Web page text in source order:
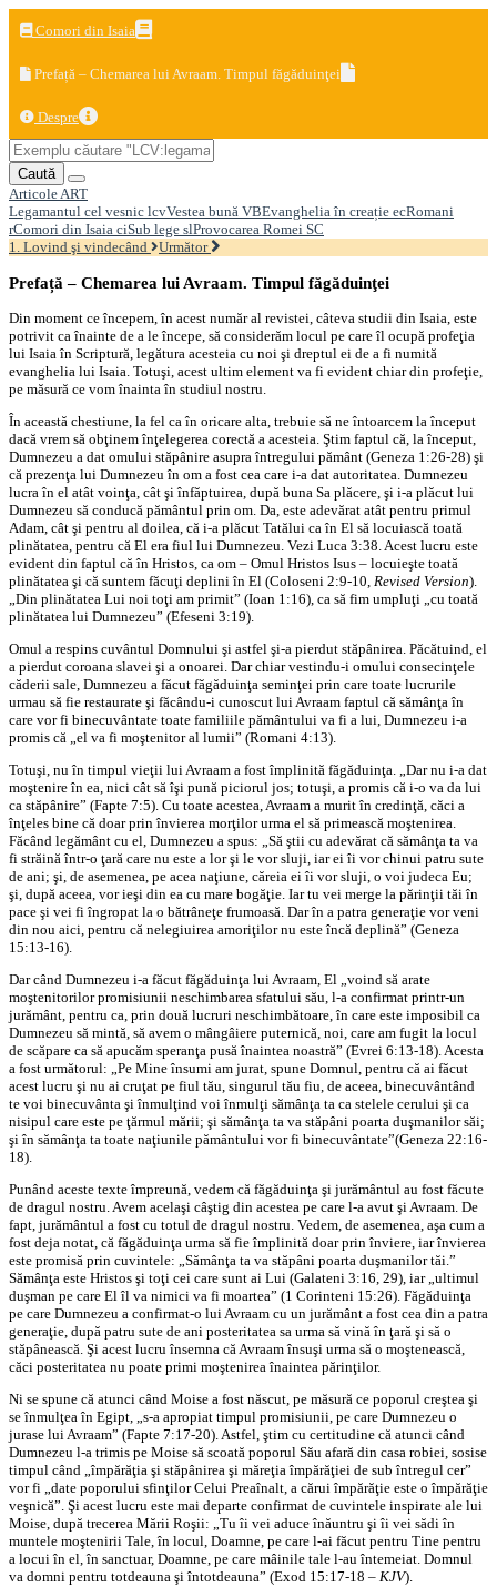
Comori din Isaia
Prefață – Chemarea lui Avraam. Timpul făgăduinţei
Despre
Caută
ArticoleART
Legamantul cel vesnic lcvVestea bună VBEvanghelia în creație ecRomani
rComori din Isaia ciSub lege slProvocarea Romei SC
1. Lovind şi vindecând
Următor
Prefață – Chemarea lui Avraam. Timpul făgăduinţei
Din moment ce începem, în acest număr al revistei, câteva studii din Isaia, este
potrivit ca înainte de a le începe, să considerăm locul pe care îl ocupă profeţia
lui Isaia în Scriptură, legătura acesteia cu noi şi dreptul ei de a fi numită
evanghelia lui Isaia. Totuşi, acest ultim element va fi evident chiar din profeţie,
pe măsură ce vom înainta în studiul nostru.
În această chestiune, la fel ca în oricare alta, trebuie să ne întoarcem la început
dacă vrem să obţinem înţelegerea corectă a acesteia. Ştim faptul că, la început,
Dumnezeu a dat omului stăpânire asupra întregului pământ (Geneza 1:26-28) şi
că prezenţa lui Dumnezeu în om a fost cea care i-a dat autoritatea. Dumnezeu
lucra în el atât voinţa, cât şi înfăptuirea, după buna Sa plăcere, şi i-a plăcut lui
Dumnezeu să conducă pământul prin om. Da, este adevărat atât pentru primul
Adam, cât şi pentru al doilea, că i-a plăcut Tatălui ca în El să locuiască toată
plinătatea, pentru că El era fiul lui Dumnezeu. Vezi Luca 3:38. Acest lucru este
evident din faptul că în Hristos, ca om – Omul Hristos Isus – locuieşte toată
plinătatea şi că suntem făcuţi deplini în El (Coloseni 2:9-10, Revised Version).
„Din plinătatea Lui noi toţi am primit” (Ioan 1:16), ca să fim umpluţi „cu toată
plinătatea lui Dumnezeu” (Efeseni 3:19).
Omul a respins cuvântul Domnului şi astfel şi-a pierdut stăpânirea. Păcătuind, el
a pierdut coroana slavei şi a onoarei. Dar chiar vestindu-i omului consecinţele
căderii sale, Dumnezeu a făcut făgăduinţa seminţei prin care toate lucrurile
urmau să fie restaurate şi făcându-i cunoscut lui Avraam faptul că sămânţa în
care vor fi binecuvântate toate familiile pământului va fi a lui, Dumnezeu i-a
promis că „el va fi moştenitor al lumii” (Romani 4:13).
Totuşi, nu în timpul vieţii lui Avraam a fost împlinită făgăduinţa. „Dar nu i-a dat
moştenire în ea, nici cât să îşi pună piciorul jos; totuşi, a promis că i-o va da lui
ca stăpânire” (Fapte 7:5). Cu toate acestea, Avraam a murit în credinţă, căci a
înţeles bine că doar prin învierea morţilor urma el să primească moştenirea.
Făcând legământ cu el, Dumnezeu a spus: „Să ştii cu adevărat că sămânţa ta va
fi străină într-o ţară care nu este a lor şi le vor sluji, iar ei îi vor chinui patru sute
de ani; şi, de asemenea, pe acea naţiune, căreia ei îi vor sluji, o voi judeca Eu;
şi, după aceea, vor ieşi din ea cu mare bogăţie. Iar tu vei merge la părinţii tăi în
pace şi vei fi îngropat la o bătrâneţe frumoasă. Dar în a patra generaţie vor veni
din nou aici, pentru că nelegiuirea amoriţilor nu este încă deplină” (Geneza
15:13-16).
Dar când Dumnezeu i-a făcut făgăduinţa lui Avraam, El „voind să arate
moştenitorilor promisiunii neschimbarea sfatului său, l-a confirmat printr-un
jurământ, pentru ca, prin două lucruri neschimbătoare, în care este imposibil ca
Dumnezeu să mintă, să avem o mângâiere puternică, noi, care am fugit la locul
de scăpare ca să apucăm speranţa pusă înaintea noastră” (Evrei 6:13-18). Acesta
a fost următorul: „Pe Mine însumi am jurat, spune Domnul, pentru că ai făcut
acest lucru şi nu ai cruţat pe fiul tău, singurul tău fiu, de aceea, binecuvântând
te voi binecuvânta şi înmulţind voi înmulţi sămânţa ta ca stelele cerului şi ca
nisipul care este pe ţărmul mării; şi sămânţa ta va stăpâni poarta duşmanilor săi;
şi în sămânţa ta toate naţiunile pământului vor fi binecuvântate”(Geneza 22:16-
18).
Punând aceste texte împreună, vedem că făgăduinţa şi jurământul au fost făcute
de dragul nostru. Avem acelaşi câştig din acestea pe care l-a avut şi Avraam. De
fapt, jurământul a fost cu totul de dragul nostru. Vedem, de asemenea, aşa cum a
fost deja notat, că făgăduinţa urma să fie împlinită doar prin înviere, iar învierea
este promisă prin cuvintele: „Sămânţa ta va stăpâni poarta duşmanilor tăi.”
Sămânţa este Hristos şi toţi cei care sunt ai Lui (Galateni 3:16, 29), iar „ultimul
duşman pe care El îl va nimici va fi moartea” (1 Corinteni 15:26). Făgăduinţa
pe care Dumnezeu a confirmat-o lui Avraam cu un jurământ a fost cea din a patra
generaţie, după patru sute de ani posteritatea sa urma să vină în ţară şi să o
stăpânească. Şi acest lucru însemna că Avraam însuşi urma să o moştenească,
căci posteritatea nu poate primi moştenirea înaintea părinţilor.
Ni se spune că atunci când Moise a fost născut, pe măsură ce poporul creştea şi
se înmulţea în Egipt, „s-a apropiat timpul promisiunii, pe care Dumnezeu o
jurase lui Avraam” (Fapte 7:17-20). Astfel, ştim cu certitudine că atunci când
Dumnezeu l-a trimis pe Moise să scoată poporul Său afară din casa robiei, sosise
timpul când „împărăţia şi stăpânirea şi măreţia împărăţiei de sub întregul cer”
vor fi „date poporului sfinţilor Celui Preaînalt, a cărui împărăţie este o împărăţie
veşnică”. Şi acest lucru este mai departe confirmat de cuvintele inspirate ale lui
Moise, după trecerea Mării Roşii: „Tu îi vei aduce înăuntru şi îi vei sădi în
muntele moştenirii Tale, în locul, Doamne, pe care l-ai făcut pentru Tine pentru
a locui în el, în sanctuar, Doamne, pe care mâinile tale l-au întemeiat. Domnul
va domni pentru totdeauna şi întotdeauna” (Exod 15:17-18 – KJV).